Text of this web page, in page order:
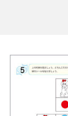
アクセス